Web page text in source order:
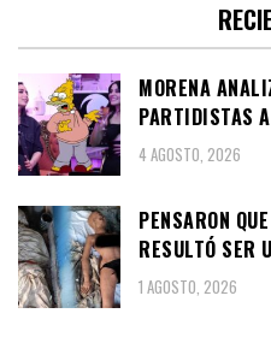
MORENA
PARTIDISTAS
4 AGOSTO, 2026
PENSARON
RESULTÓ SER
1 AGOSTO, 2026